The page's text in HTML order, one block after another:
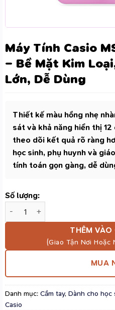
Máy Tính Casio
– Bề Mặt Kim
Lớn, Dễ Dùng
Thiết kế màu hồng nhẹ
sát và khả năng hiển thị
theo dõi kết quả rõ ràng
học sinh, phụ huynh và
tính toán gọn gàng, dễ
Số lượng:
Máy Tính Casio MS-20NC
THÊM VÀO
MUA
Danh mục: Cầm tay, Dành cho học
Casio